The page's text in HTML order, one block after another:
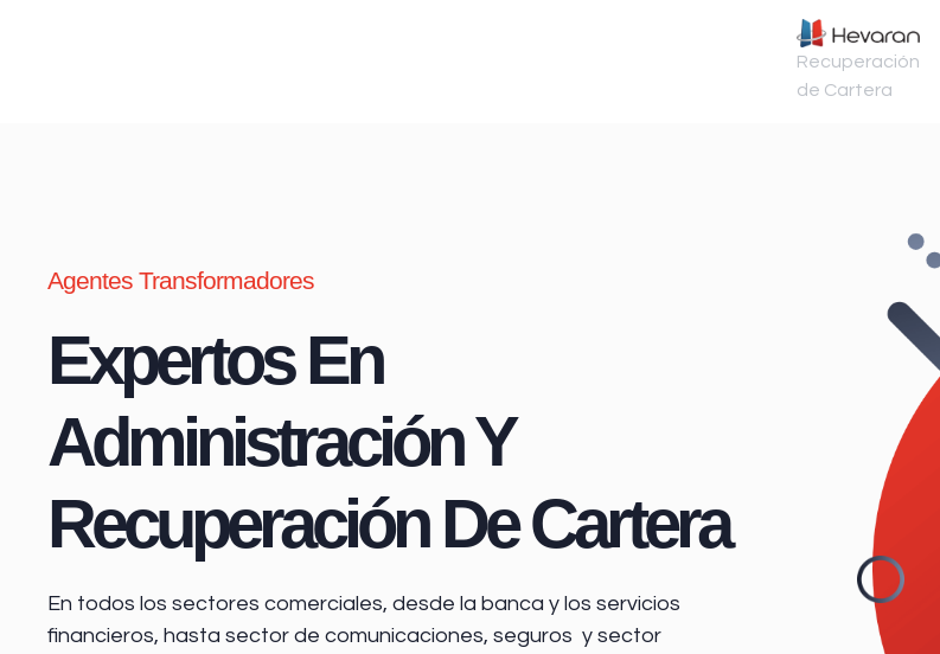
Recuperación
de Cartera
Agentes Transformadores
Expertos En
Administración Y
Recuperación De Cartera
En todos los sectores comerciales, desde la banca y los servicios
financieros, hasta sector de comunicaciones, seguros y sector